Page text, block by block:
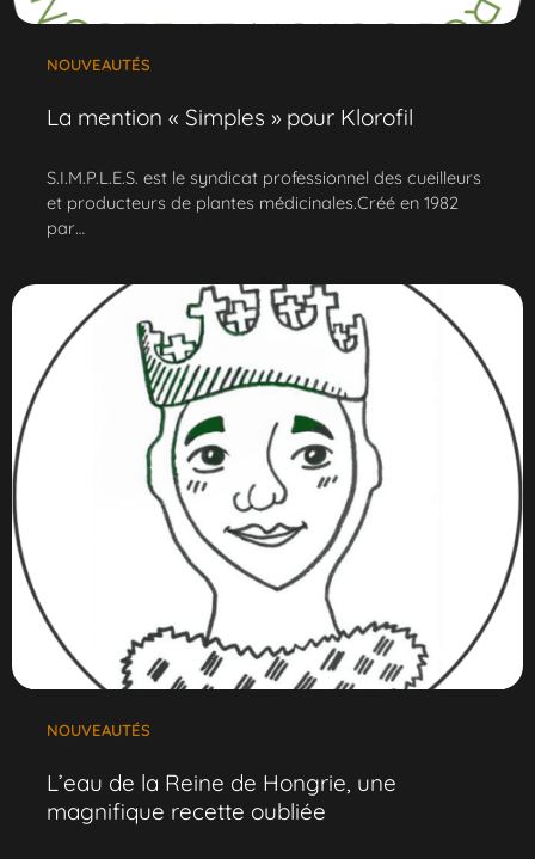
NOUVEAUTÉS
La mention « Simples » pour Klorofil
S.I.M.P.L.E.S. est le syndicat professionnel des cueilleurs
et producteurs de plantes médicinales.Créé en 1982
par…
NOUVEAUTÉS
L’eau de la Reine de Hongrie, une
magnifique recette oubliée